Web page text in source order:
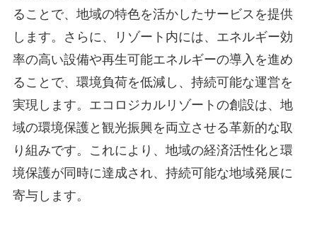
ることで、地域の特色を活かしたサービスを提供
します。さらに、リゾート内には、エネルギー効
率の高い設備や再生可能エネルギーの導入を進め
ることで、環境負荷を低減し、持続可能な運営を
実現します。エコロジカルリゾートの創設は、地
域の環境保護と観光振興を両立させる革新的な取
り組みです。これにより、地域の経済活性化と環
境保護が同時に達成され、持続可能な地域発展に
寄与します。